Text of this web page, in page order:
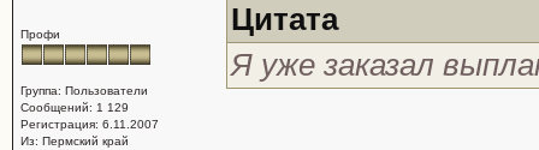
Профи
Группа: Пользователи
Сообщений: 1 129
Регистрация: 6.11.2007
Из: Пермский край
Цитата
Я уже заказал